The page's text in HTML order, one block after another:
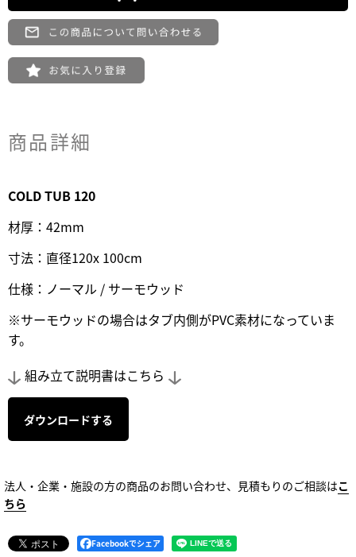
商品詳細
COLD TUB 120
材厚：42mm
寸法：直径120x 100cm
仕様：ノーマル / サーモウッド
※サーモウッドの場合はタブ内側がPVC素材になっていま
す。
組み立て説明書はこちら
ダウンロードする
法人・企業・施設の方の商品のお問い合わせ、見積もりのご相談はこ
ちら
Facebookでシェア